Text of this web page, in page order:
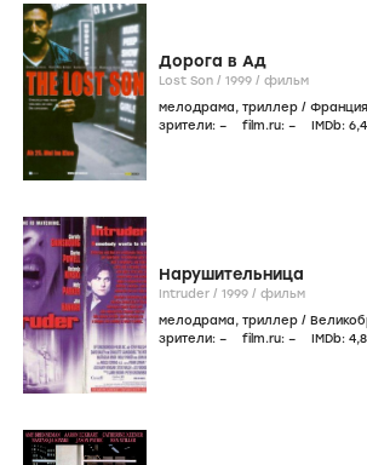
Дорога в Ад
Lost Son / 1999 / фильм
мелодрама, триллер / Франция
зрители: – film.ru: – IMDb: 6,4
Нарушительница
Intruder / 1999 / фильм
мелодрама, триллер /
зрители: – film.ru: – IMDb: 4,8